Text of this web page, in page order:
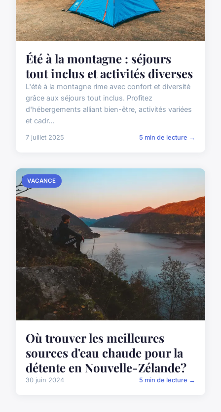
Été à la montagne : séjours
tout inclus et activités diverses
L'été à la montagne rime avec confort et diversité
grâce aux séjours tout inclus. Profitez
d'hébergements alliant bien-être, activités variées
et cadr...
7 juillet 2025 5 min de lecture →
VACANCE
Où trouver les meilleures
sources d'eau chaude pour la
détente en Nouvelle-Zélande?
30 juin 2024 5 min de lecture →